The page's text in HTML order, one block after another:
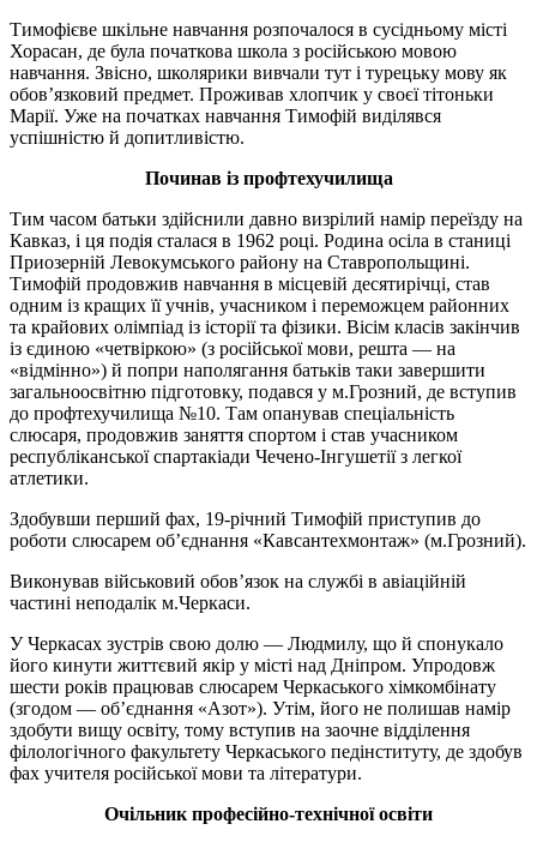
Тимофієве шкільне навчання розпочалося в сусідньому місті
Хорасан, де була початкова школа з російською мовою
навчання. Звісно, школярики вивчали тут і турецьку мову як
обов’язковий предмет. Проживав хлопчик у своєї тітоньки
Марії. Уже на початках навчання Тимофій виділявся
успішністю й допитливістю.
Починав із профтехучилища
Тим часом батьки здійснили давно визрілий намір переїзду на
Кавказ, і ця подія сталася в 1962 році. Родина осіла в станиці
Приозерній Левокумського району на Ставропольщині.
Тимофій продовжив навчання в місцевій десятирічці, став
одним із кращих її учнів, учасником і переможцем районних
та крайових олімпіад із історії та фізики. Вісім класів закінчив
із єдиною «четвіркою» (з російської мови, решта — на
«відмінно») й попри наполягання батьків таки завершити
загальноосвітню підготовку, подався у м.Грозний, де вступив
до профтехучилища №10. Там опанував спеціальність
слюсаря, продовжив заняття спортом і став учасником
республіканської спартакіади Чечено-Інгушетії з легкої
атлетики.
Здобувши перший фах, 19-річний Тимофій приступив до
роботи слюсарем об’єднання «Кавсантехмонтаж» (м.Грозний).
Виконував військовий обов’язок на службі в авіаційній
частині неподалік м.Черкаси.
У Черкасах зустрів свою долю — Людмилу, що й спонукало
його кинути життєвий якір у місті над Дніпром. Упродовж
шести років працював слюсарем Черкаського хімкомбінату
(згодом — об’єднання «Азот»). Утім, його не полишав намір
здобути вищу освіту, тому вступив на заочне відділення
філологічного факультету Черкаського педінституту, де здобув
фах учителя російської мови та літератури.
Очільник професійно-технічної освіти